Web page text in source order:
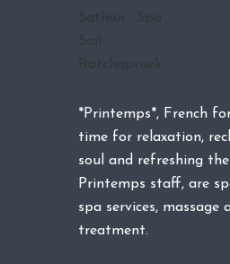
*Printemps*, French
time for relaxation,
soul and refreshing
Printemps staff, are
spa services, massage
treatment.